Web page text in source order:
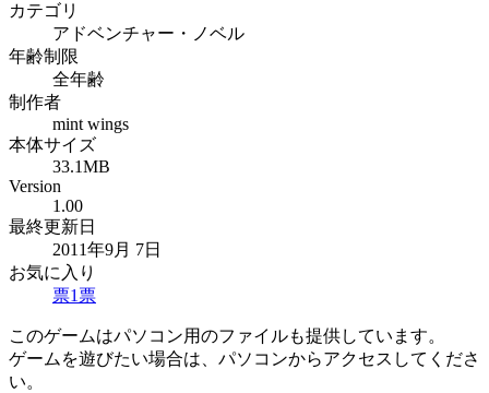
カテゴリ
アドベンチャー・ノベル
年齢制限
全年齢
制作者
mint wings
本体サイズ
33.1MB
Version
1.00
最終更新日
2011年9月 7日
お気に入り
票1票
このゲームはパソコン用のファイルも提供しています。
ゲームを遊びたい場合は、パソコンからアクセスしてくださ
い。